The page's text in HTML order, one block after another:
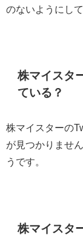
のないようにし
株マイスタ
ている？
株マイスターの
が見つかりませ
うです。
株マイスタ